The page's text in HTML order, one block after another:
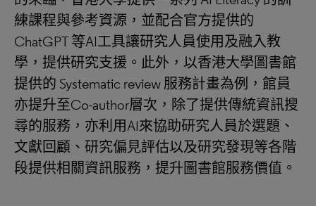
練課程與參考資源，並配合官方提供的
ChatGPT 等AI工具讓研究人員使用及融入教
學，提供研究支援。此外，以香港大學圖書館
提供的 Systematic review 服務計畫為例，館員
亦提升至Co-author層次，除了提供傳統資訊搜
尋的服務，亦利用AI來協助研究人員於選題、
文獻回顧、研究偏見評估以及研究發現等各階
段提供相關資訊服務，提升圖書館服務價值。